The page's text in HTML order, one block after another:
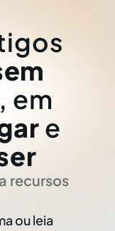
, em
e
recursos
ou leia